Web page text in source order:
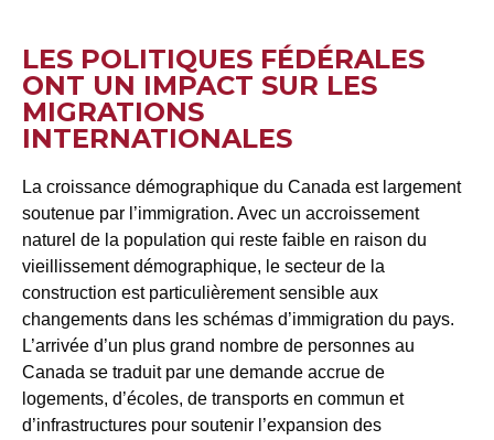
LES POLITIQUES FÉDÉRALES
ONT UN IMPACT SUR LES
MIGRATIONS
INTERNATIONALES
La croissance démographique du Canada est largement
soutenue par l’immigration. Avec un accroissement
naturel de la population qui reste faible en raison du
vieillissement démographique, le secteur de la
construction est particulièrement sensible aux
changements dans les schémas d’immigration du pays.
L’arrivée d’un plus grand nombre de personnes au
Canada se traduit par une demande accrue de
logements, d’écoles, de transports en commun et
d’infrastructures pour soutenir l’expansion des